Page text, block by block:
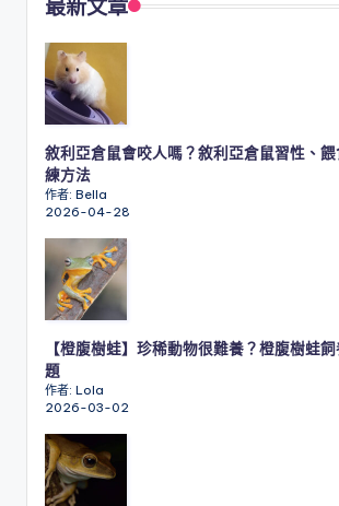
最新文章
敘利亞倉鼠會咬人嗎？敘利亞倉鼠習性、餵
練方法
作者: Bella
2026-04-28
【橙腹樹蛙】珍稀動物很難養？橙腹樹蛙
題
作者: Lola
2026-03-02